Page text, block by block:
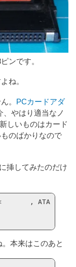
ンです。
ね。
。
PCカードアダ
、やはり適当なノ
しいものはカード
のばかりなので
挿してみたのだけ
, ATA 12M,
本来はこのあと